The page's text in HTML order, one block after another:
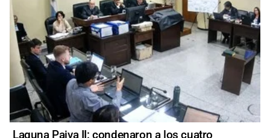
Laguna Paiva II: condenaron a los cuatro